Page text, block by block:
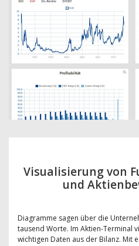
Visualisierung von
und
Diagramme sagen über die
tausend Worte. Im Aktien-Terminal
wichtigen Daten aus der Bilanz. Mit